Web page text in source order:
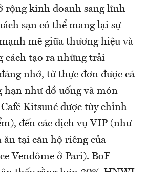
rộng kinh doanh sang lĩnh
sạn có thể mang lại sự
mẽ giữa thương hiệu và
cách tạo ra những trải
nhớ, từ thực đơn được cá
hạn như đồ uống và món
Kitsuné được tùy chỉnh
đến các dịch vụ VIP (như
tại căn hộ riêng của
Vendôme ở Pari). BoF